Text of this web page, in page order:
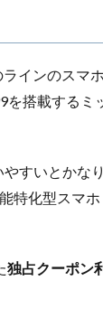
インのスマホ
を搭載するミ
すいとかなり
特化型スマホ
独占クーポン